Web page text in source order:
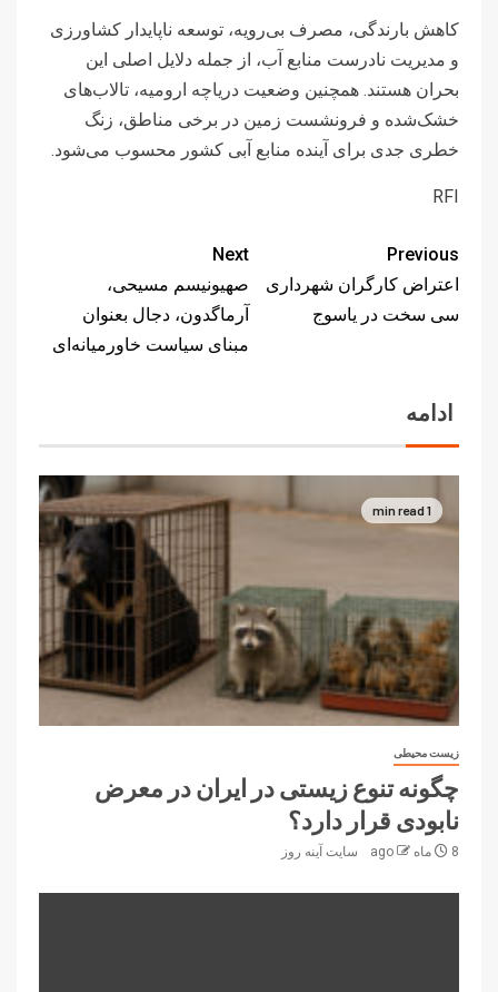
کاهش بارندگی، مصرف بی‌رویه، توسعه ناپایدار کشاورزی
و مدیریت نادرست منابع آب، از جمله دلایل اصلی این
بحران هستند. همچنین وضعیت دریاچه ارومیه، تالاب‌های
خشک‌شده و فرونشست زمین در برخی مناطق، زنگ
خطری جدی برای آینده منابع آبی کشور محسوب می‌شود.
RFI
Previous
اعتراض کارگران شهرداری
سی سخت در یاسوج
Next
صهیونیسم مسیحی،
آرماگدون، دجال بعنوان
مبنای سیاست خاورمیانه‌ای
ادامه
1 min read
زیست محیطی
چگونه تنوع زیستی در ایران در معرض
نابودی قرار دارد؟
8 ماه ago سایت آینه‌ روز